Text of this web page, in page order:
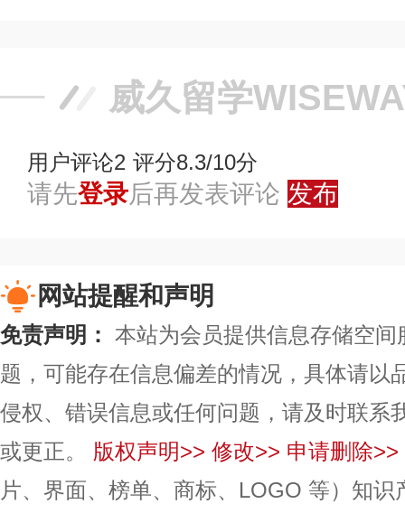
威久留学
用户评论2 评分8.3/10分
请先登录后再发表评论 发布
网站提醒和声明
免责声明： 本站为会员提供信息存储空
题，可能存在信息偏差的情况，具体请以
侵权、错误信息或任何问题，请及时联系
或更正。
版权声明>> 修改>> 申请删除>>
片、界面、榜单、商标、LOGO 等）知